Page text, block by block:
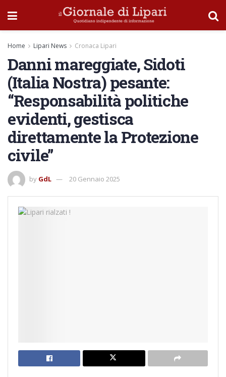
Home Lipari News Cronaca Lipari
Danni mareggiate, Sidoti
(Italia Nostra) pesante:
“Responsabilità politiche
evidenti, gestisca
direttamente la Protezione
civile”
by GdL 20 Gennaio 2025